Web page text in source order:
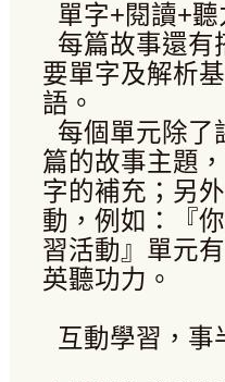
單字+閱讀+
每篇故事還有
要單字及解析
語。
每個單元除了
篇的故事主題
字的補充；另
動，例如：『
習活動』單元
英聽功力。
互動學習，事